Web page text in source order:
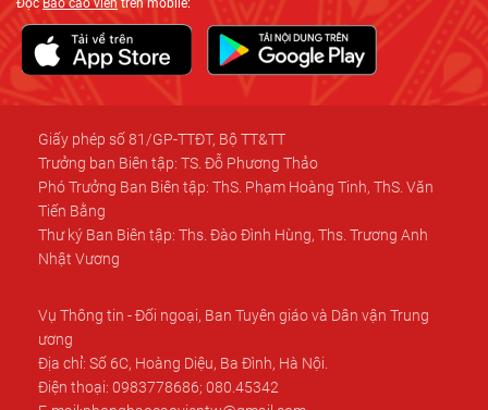
Giấy phép số 81/GP-TTĐT, Bộ TT&TT
Trưởng ban Biên tập: TS. Đỗ Phương Thảo
Phó Trưởng Ban Biên tập: ThS. Phạm Hoàng Tinh, ThS. Văn
Tiến Bằng
Thư ký Ban Biên tập: Ths. Đào Đình Hùng, Ths. Trương Anh
Nhật Vương
Vụ Thông tin - Đối ngoại, Ban Tuyên giáo và Dân vận Trung
ương
Địa chỉ: Số 6C, Hoàng Diệu, Ba Đình, Hà Nội.
Điện thoại: 0983778686; 080.45342